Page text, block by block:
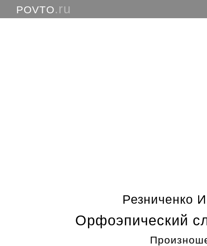
POVTO.ru
Резниченко
Орфоэпический